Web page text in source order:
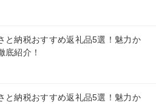
と納税おすすめ返礼品5選！魅力か
底紹介！
と納税おすすめ返礼品5選！魅力か